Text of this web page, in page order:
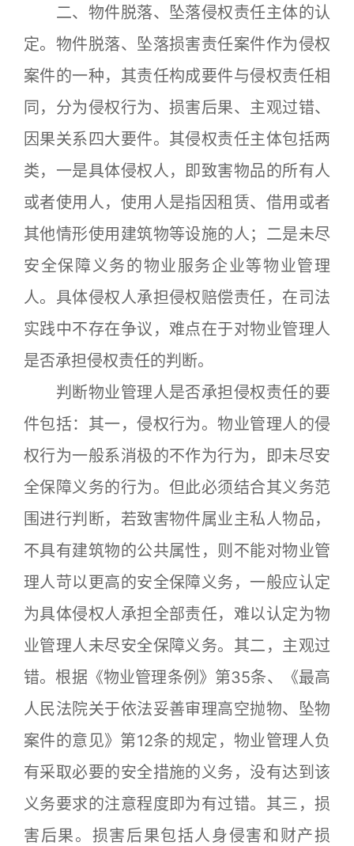
二、物件脱落、坠落侵权责任主体的认
定。物件脱落、坠落损害责任案件作为侵权
案件的一种，其责任构成要件与侵权责任相
同，分为侵权行为、损害后果、主观过错、
因果关系四大要件。其侵权责任主体包括两
类，一是具体侵权人，即致害物品的所有人
或者使用人，使用人是指因租赁、借用或者
其他情形使用建筑物等设施的人；二是未尽
安全保障义务的物业服务企业等物业管理
人。具体侵权人承担侵权赔偿责任，在司法
实践中不存在争议，难点在于对物业管理人
是否承担侵权责任的判断。
判断物业管理人是否承担侵权责任的要
件包括：其一，侵权行为。物业管理人的侵
权行为一般系消极的不作为行为，即未尽安
全保障义务的行为。但此必须结合其义务范
围进行判断，若致害物件属业主私人物品，
不具有建筑物的公共属性，则不能对物业管
理人苛以更高的安全保障义务，一般应认定
为具体侵权人承担全部责任，难以认定为物
业管理人未尽安全保障义务。其二，主观过
错。根据《物业管理条例》第35条、《最高
人民法院关于依法妥善审理高空抛物、坠物
案件的意见》第12条的规定，物业管理人负
有采取必要的安全措施的义务，没有达到该
义务要求的注意程度即为有过错。其三，损
害后果。损害后果包括人身侵害和财产损